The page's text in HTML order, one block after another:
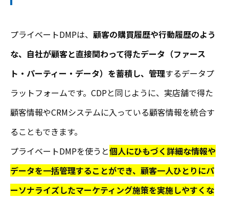
プライベートDMPは、 顧客の購買履歴や行動履歴のよう
な、自社が顧客と直接関わって得たデータ（ファース
ト・パーティー・データ）を蓄積し、管理するデータプ
ラットフォームです。CDPと同じように、実店舗で得た
顧客情報やCRMシステムに入っている顧客情報を統合す
ることもできます。
プライベートDMPを使うと個人にひもづく詳細な情報や
データを一括管理することができ、顧客一人ひとりにパ
ーソナライズしたマーケティング施策を実施しやすくな